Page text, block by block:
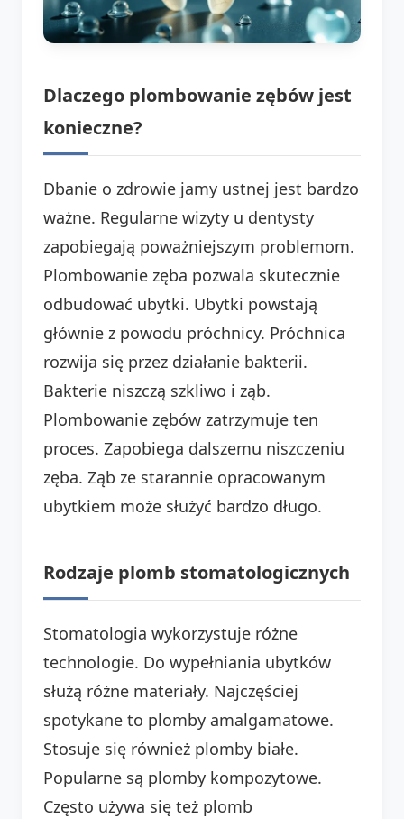
Dlaczego plombowanie zębów jest
konieczne?
Dbanie o zdrowie jamy ustnej jest bardzo
ważne. Regularne wizyty u dentysty
zapobiegają poważniejszym problemom.
Plombowanie zęba pozwala skutecznie
odbudować ubytki. Ubytki powstają
głównie z powodu próchnicy. Próchnica
rozwija się przez działanie bakterii.
Bakterie niszczą szkliwo i ząb.
Plombowanie zębów zatrzymuje ten
proces. Zapobiega dalszemu niszczeniu
zęba. Ząb ze starannie opracowanym
ubytkiem może służyć bardzo długo.
Rodzaje plomb stomatologicznych
Stomatologia wykorzystuje różne
technologie. Do wypełniania ubytków
służą różne materiały. Najczęściej
spotykane to plomby amalgamatowe.
Stosuje się również plomby białe.
Popularne są plomby kompozytowe.
Często używa się też plomb